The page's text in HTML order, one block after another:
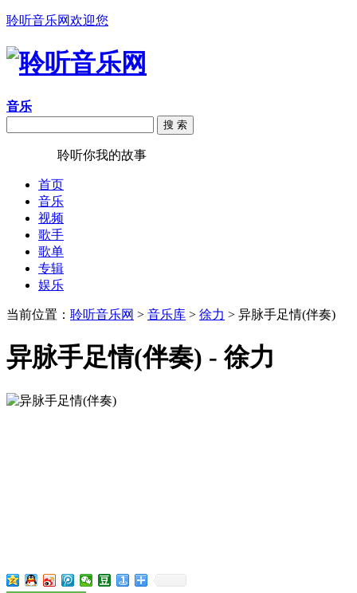
聆听音乐网欢迎您
音乐
搜 索
聆听你我的故事
首页
音乐
视频
歌手
歌单
专辑
娱乐
当前位置： 聆听音乐网 > 音乐库 > 徐力 > 异脉手足情(伴奏)
异脉手足情(伴奏) - 徐力